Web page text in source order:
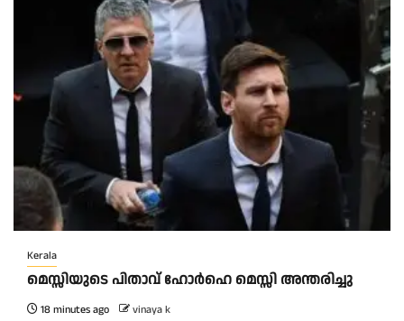
Kerala
മെസ്സിയുടെ പിതാവ് ഹോർഹെ മെസ്സി അന്തരിച്ചു
18 minutes ago vinaya k